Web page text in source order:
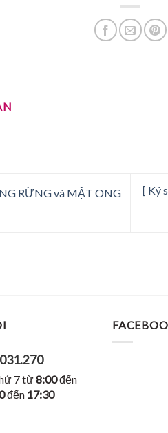
RỪNG và MẬT ONG
[ Ký
7 từ8:00đến
đến 17:30